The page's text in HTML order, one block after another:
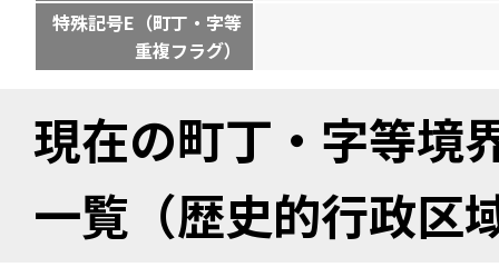
特殊記号E（町丁・字等
重複フラグ）
現在の町丁・字等境
一覧（歴史的行政区